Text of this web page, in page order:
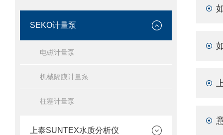
SEKO计量泵
电磁计量泵
机械隔膜计量泵
柱塞计量泵
上泰SUNTEX水质分析仪